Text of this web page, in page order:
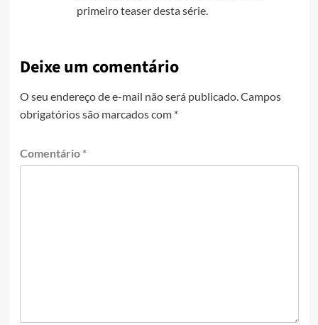
primeiro teaser desta série.
Deixe um comentário
O seu endereço de e-mail não será publicado. Campos
obrigatórios são marcados com *
Comentário *